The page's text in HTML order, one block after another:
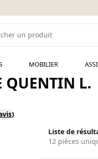
MOBILIER
QUENTIN L.
)
Liste de
12 pièces